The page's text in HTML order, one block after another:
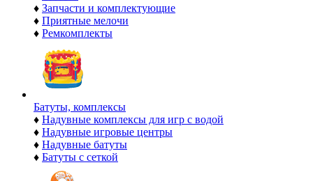
♦ Запчасти и комплектующие
♦ Приятные мелочи
♦ Ремкомплекты
Батуты, комплексы
♦ Надувные комплексы для игр с водой
♦ Надувные игровые центры
♦ Надувные батуты
♦ Батуты с сеткой